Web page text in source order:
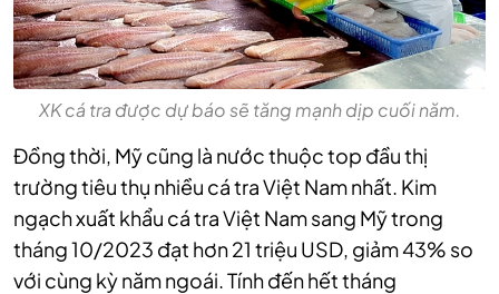
XK cá tra được dự báo sẽ tăng mạnh dịp cuối năm.
Đồng thời, Mỹ cũng là nước thuộc top đầu thị
trường tiêu thụ nhiều cá tra Việt Nam nhất. Kim
ngạch xuất khẩu cá tra Việt Nam sang Mỹ trong
tháng 10/2023 đạt hơn 21 triệu USD, giảm 43% so
với cùng kỳ năm ngoái. Tính đến hết tháng